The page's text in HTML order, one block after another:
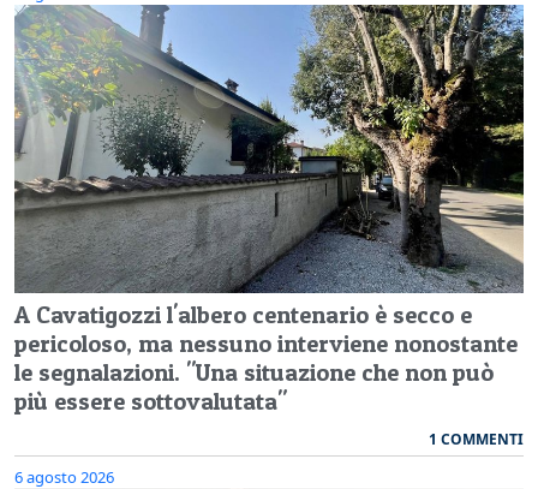
A Cavatigozzi l'albero centenario è secco e
pericoloso, ma nessuno interviene nonostante
le segnalazioni. "Una situazione che non può
più essere sottovalutata"
1 COMMENTI
6 agosto 2026